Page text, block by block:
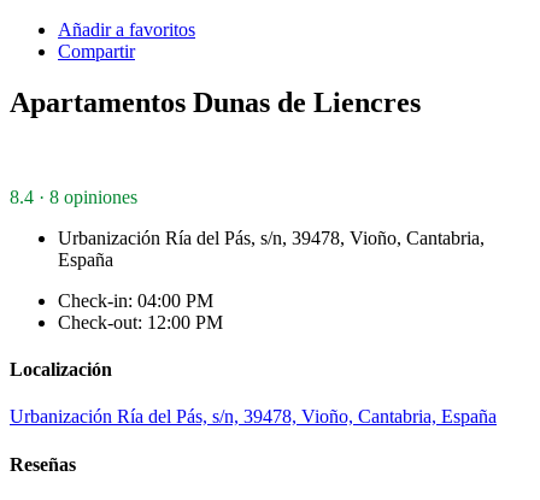
Añadir a favoritos
Compartir
Apartamentos Dunas de Liencres
8.4 · 8 opiniones
Urbanización Ría del Pás, s/n, 39478, Vioño, Cantabria,
España
Check-in: 04:00 PM
Check-out: 12:00 PM
Localización
Urbanización Ría del Pás, s/n, 39478, Vioño, Cantabria, España
Reseñas